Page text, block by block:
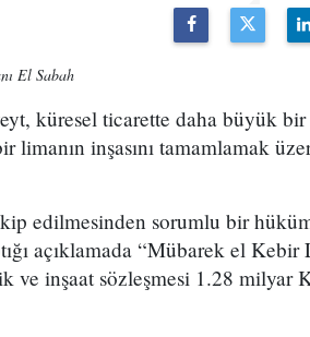
El Sabah
küresel ticarette daha büyük
limanın inşasını tamamlamak
edilmesinden sorumlu bir
açıklamada “Mübarek el
ve inşaat sözleşmesi 1.28 milyar